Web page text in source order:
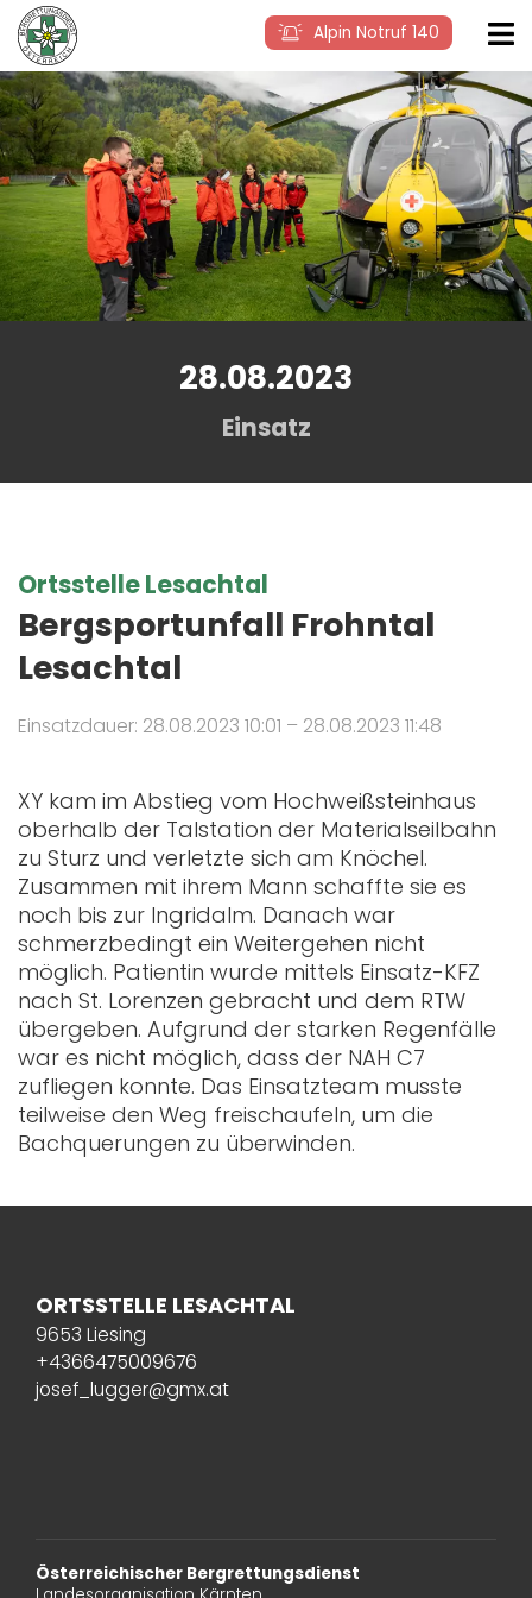
Alpin Notruf 140
28.08.2023
Einsatz
Ortsstelle Lesachtal
Bergsportunfall Frohntal
Lesachtal
Einsatzdauer: 28.08.2023 10:01 – 28.08.2023 11:48
XY kam im Abstieg vom Hochweißsteinhaus
oberhalb der Talstation der Materialseilbahn
zu Sturz und verletzte sich am Knöchel.
Zusammen mit ihrem Mann schaffte sie es
noch bis zur Ingridalm. Danach war
schmerzbedingt ein Weitergehen nicht
möglich. Patientin wurde mittels Einsatz-KFZ
nach St. Lorenzen gebracht und dem RTW
übergeben. Aufgrund der starken Regenfälle
war es nicht möglich, dass der NAH C7
zufliegen konnte. Das Einsatzteam musste
teilweise den Weg freischaufeln, um die
Bachquerungen zu überwinden.
ORTSSTELLE LESACHTAL
9653 Liesing
+4366475009676
josef_lugger@gmx.at
Österreichischer Bergrettungsdienst